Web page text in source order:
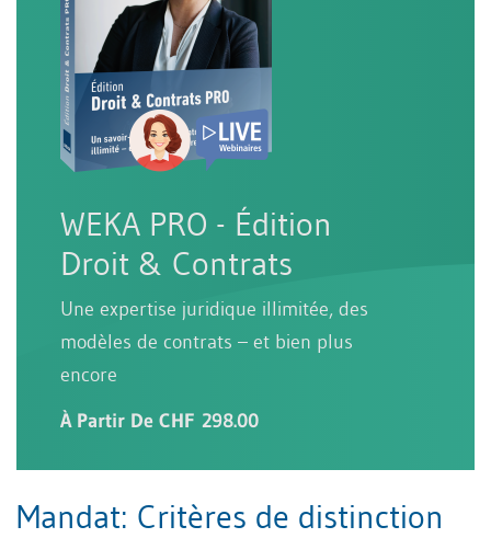
WEKA PRO - Édition
Droit & Contrats
Une expertise juridique illimitée, des
modèles de contrats – et bien plus
encore
À Partir De CHF 298.00
Mandat: Critères de distinction